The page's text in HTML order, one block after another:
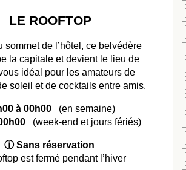
LE ROOFTOP
sommet de l’hôtel, ce belvédère
la capitale et devient le lieu de
idéal pour les amateurs de
soleil et de cocktails entre amis.
à 00h00 (en semaine)
(week-end et jours fériés)
ⓘ Sans réservation
est fermé pendant l’hiver
sur
Choisissez une
comme à votre